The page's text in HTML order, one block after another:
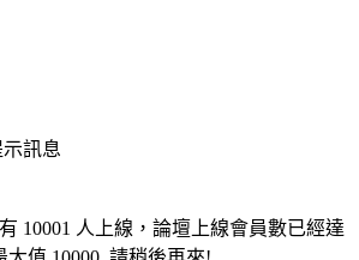
訊息
10001 人上線，論壇上線會員數已經達